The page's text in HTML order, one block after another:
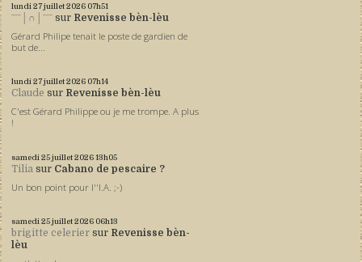
lundi 27juillet 2026 07h51
ˉˉˉ│∩│ˉˉˉ sur Revenisse bèn-lèu
Gérard Philipe tenait le poste de gardien de
but de...
lundi 27juillet 2026 07h14
Claude sur Revenisse bèn-lèu
C'est Gérard Philippe ou je me trompe. A plus
!
samedi 25juillet 202613h05
Tilia sur Cabano de pescaire ?
Un bon point pour l''I.A. ;-)
samedi 25juillet 2026 06h13
brigitte celerier sur Revenisse bèn-
lèu